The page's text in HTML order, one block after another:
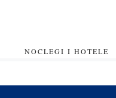
NOCLEGI I HOTELE